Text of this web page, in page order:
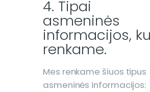
4. Tipai
asmeninės
informacijos,
renkame.
Mes renkame šiuos tipus
asmeninės informacijos: